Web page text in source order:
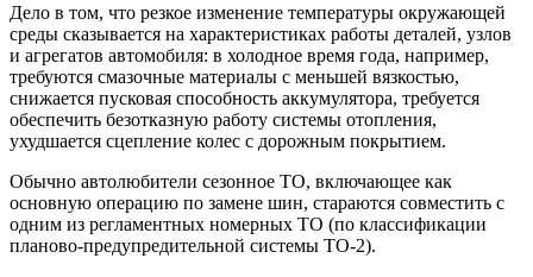
Дело в том, что резкое изменение температуры окружающей
среды сказывается на характеристиках работы деталей, узлов
и агрегатов автомобиля: в холодное время года, например,
требуются смазочные материалы с меньшей вязкостью,
снижается пусковая способность аккумулятора, требуется
обеспечить безотказную работу системы отопления,
ухудшается сцепление колес с дорожным покрытием.
Обычно автолюбители сезонное ТО, включающее как
основную операцию по замене шин, стараются совместить с
одним из регламентных номерных ТО (по классификации
планово-предупредительной системы ТО-2).